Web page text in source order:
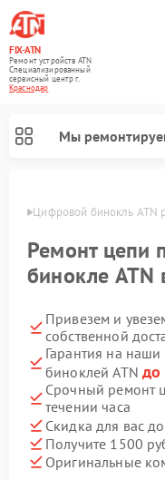
FIX-ATN
Ремонт устройств ATN
Специализированный
cервисный центр г.
Краснодар
Мы
Цифровой бинокль ATN
Ремонт цепи
бинокле ATN
Привезем и
собственной
Гарантия на
биноклей ATN до
Срочный ремонт
течении часа
Скидка для вас до
Получите 1500
Оригинальные